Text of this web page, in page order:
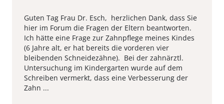
Guten Tag Frau Dr. Esch, herzlichen Dank, dass Sie
hier im Forum die Fragen der Eltern beantworten.
Ich hätte eine Frage zur Zahnpflege meines Kindes
(6 Jahre alt, er hat bereits die vorderen vier
bleibenden Schneidezähne). Bei der zahnärztl.
Untersuchung im Kindergarten wurde auf dem
Schreiben vermerkt, dass eine Verbesserung der
Zahn ...